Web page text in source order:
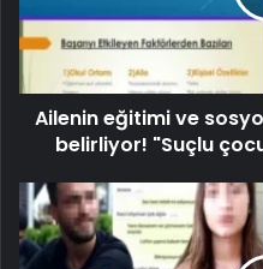
Ailenin eğitimi ve
belirliyor! "Suçlu